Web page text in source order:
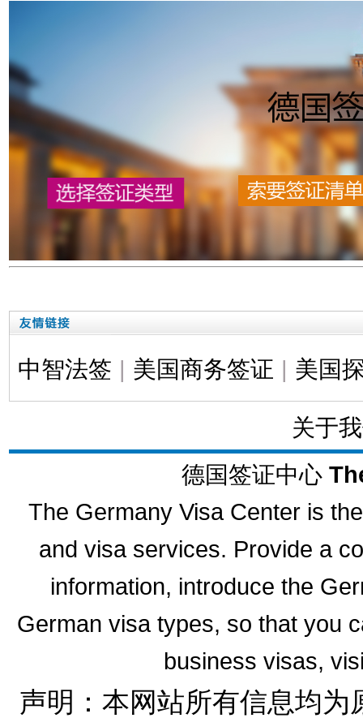
中智法签 | 美国商务签证 | 美国
关于
德国签证中心
The Germany Visa Center is
and visa services. Provide a
information, introduce the
German visa types, so that you
business visas,
声明：本网站所有信息均为